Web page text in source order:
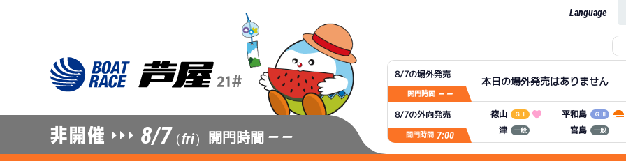
8/7（fri） 開門時間 — —
Language
8/7の場外発売
開門時間 — —
本日の場外発売はありません
8/7の外向発売
開門時間 7:00
徳山 ＧⅠ 平和島 ＧⅢ
津 一般 宮島 一般